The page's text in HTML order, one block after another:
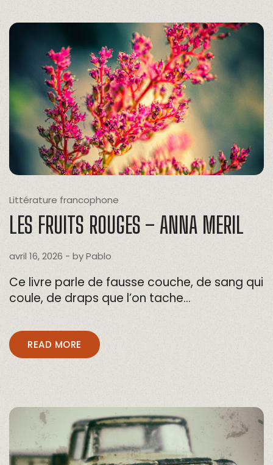
Littérature francophone
LES FRUITS ROUGES – ANNA MERIL
avril 16, 2026 - byPablo
Ce livre parle de fausse couche, de sang qui
coule, de draps que l’on tache…
READ MORE